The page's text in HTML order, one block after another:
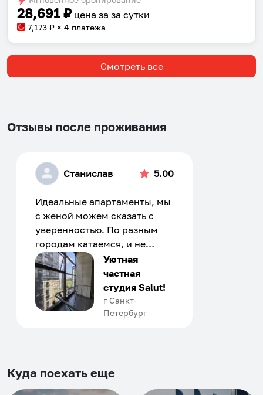
28,691₽ цена за за сутки
7,173 ₽ × 4 платежа
Смотреть все
Отзывы после проживания
Станислав 5.00
Идеальные апартаменты, мы
с женой можем сказать с
уверенностью. По разным
городам катаемся, и не
только в России. Сервис на
отличном уровне. Хозяин
апартаментов доброй души
человек, всегда можно
договориться, подскажет
приезжать еще...
Уютная
частная
студия Salut!
г Санкт-
Петербург
Куда поехать еще